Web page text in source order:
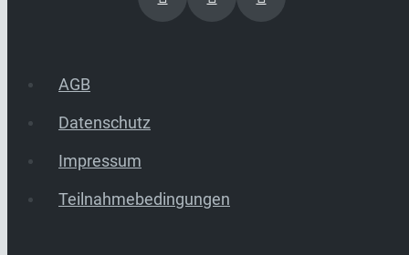
AGB
Datenschutz
Impressum
Teilnahmebedingungen